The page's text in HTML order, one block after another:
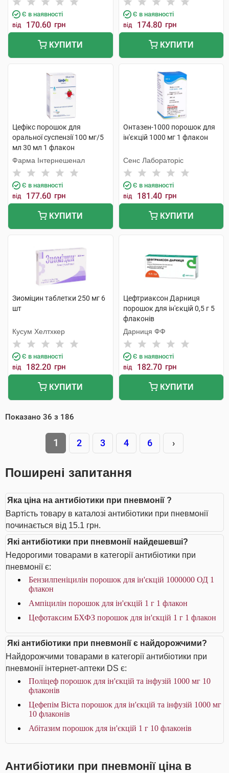
Є в наявності
від 170.60 грн
КУПИТИ
Є в наявності
від 174.80 грн
КУПИТИ
Цефікс порошок для
оральної суспензії 100 мг/5
мл 30 мл 1 флакон
Фарма Інтернешенал
Є в наявності
від 177.60 грн
КУПИТИ
Онтазен-1000 порошок для
ін'єкцій 1000 мг 1 флакон
Сенс Лабораторіс
Є в наявності
від 181.40 грн
КУПИТИ
Зиоміцин таблетки 250 мг 6
шт
Кусум Хелтхкер
Є в наявності
від 182.20 грн
КУПИТИ
Цефтриаксон Дарниця
порошок для ін'єкцій 0,5 г 5
флаконів
Дарниця ФФ
Є в наявності
від 182.70 грн
КУПИТИ
Показано 36 з 186
1 2 3 4 6 ›
Поширені запитання
Яка ціна на антибіотики при пневмонії ?
Вартість товару в каталозі антибіотики при пневмонії
починається від 15.1 грн.
Які антибіотики при пневмонії найдешевші?
Недорогими товарами в категорії антибіотики при
пневмонії є:
Бензилпеніцилін порошок для ін'єкцій 1000000 ОД 1
флакон
Ампіцилін порошок для ін'єкцій 1 г 1 флакон
Цефотаксим БХФЗ порошок для ін'єкцій 1 г 1 флакон
Які антибіотики при пневмонії є найдорожчими?
Найдорожчими товарами в категорії антибіотики при
пневмонії інтернет-аптеки DS є:
Поліцеф порошок для ін'єкцій та інфузій 1000 мг 10
флаконів
Цефепім Віста порошок для ін'єкцій та інфузій 1000 мг
10 флаконів
Абітазим порошок для ін'єкцій 1 г 10 флаконів
Антибіотики при пневмонії ціна в